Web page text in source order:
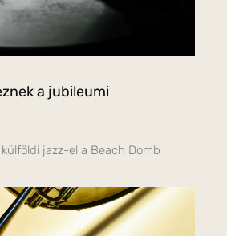
a jubileumi
jazz-el a Beach Domb